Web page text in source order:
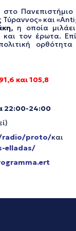
στο
Τύραννος» και
η οποία
τον έρωτα.
και 105,8
22:00-24:00
radio/proto/και
elladas/